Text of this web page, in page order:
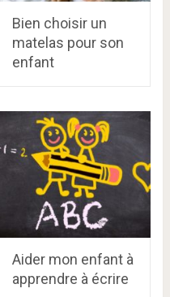
Bien choisir un
matelas pour son
enfant
Aider mon enfant à
apprendre à écrire